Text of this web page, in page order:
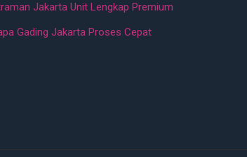
Jakarta Unit Lengkap Premium
Gading Jakarta Proses Cepat